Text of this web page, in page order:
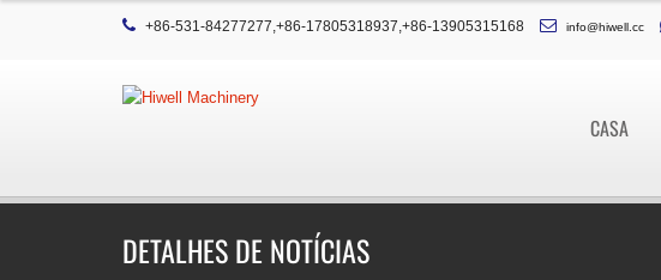
+86-531-84277277,+86-17805318937,+86-13905315168 info@hiwell.cc
CASA
DETALHES DE NOTÍCIAS